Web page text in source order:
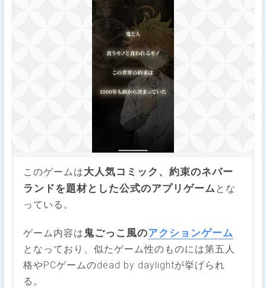
このゲームは大人気コミック、約束のネバー
ランドを題材とした公式のアプリゲームとな
っている。
ゲーム内容は 鬼ごっこ風のアクションゲーム
となっており、似たゲーム性のものには第五人
格やPCゲームのdead by daylightが挙げられ
る。